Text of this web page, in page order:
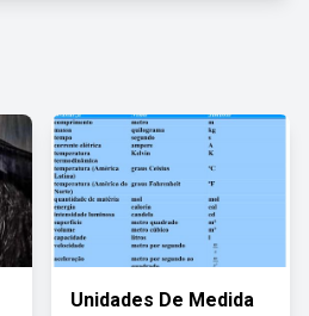
Unidades De Medida